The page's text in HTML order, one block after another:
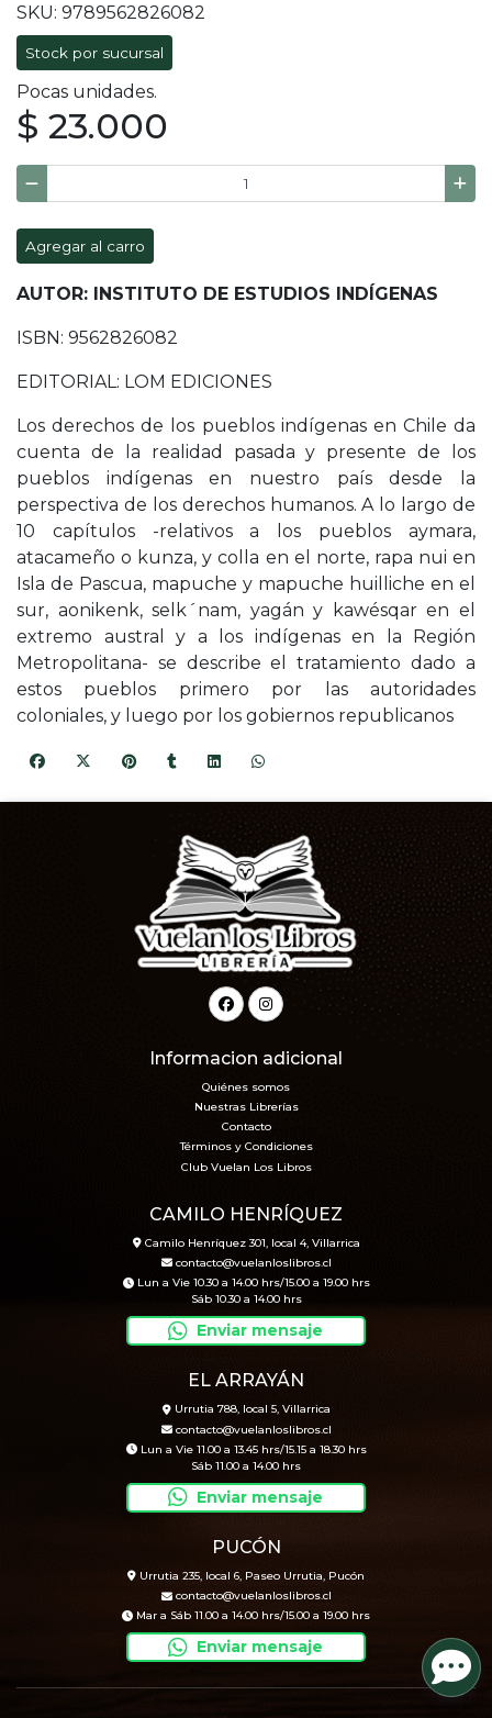
SKU: 9789562826082
Stock por sucursal
Pocas unidades.
$ 23.000
Agregar al carro
AUTOR: INSTITUTO DE ESTUDIOS INDÍGENAS
ISBN: 9562826082
EDITORIAL: LOM EDICIONES
Los derechos de los pueblos indígenas en Chile da
cuenta de la realidad pasada y presente de los
pueblos indígenas en nuestro país desde la
perspectiva de los derechos humanos. A lo largo de
10 capítulos -relativos a los pueblos aymara,
atacameño o kunza, y colla en el norte, rapa nui en
Isla de Pascua, mapuche y mapuche huilliche en el
sur, aonikenk, selk´nam, yagán y kawésqar en el
extremo austral y a los indígenas en la Región
Metropolitana- se describe el tratamiento dado a
estos pueblos primero por las autoridades
coloniales, y luego por los gobiernos republicanos
Informacion adicional
Quiénes somos
Nuestras Librerías
Contacto
Términos y Condiciones
Club Vuelan Los Libros
CAMILO HENRÍQUEZ
Camilo Henríquez 301, local 4, Villarrica
contacto@vuelanloslibros.cl
Lun a Vie 10.30 a 14.00 hrs/15.00 a 19.00 hrs
Sáb 10.30 a 14.00 hrs
Enviar mensaje
EL ARRAYÁN
Urrutia 788, local 5, Villarrica
contacto@vuelanloslibros.cl
Lun a Vie 11.00 a 13.45 hrs/15.15 a 18.30 hrs
Sáb 11.00 a 14.00 hrs
Enviar mensaje
PUCÓN
Urrutia 235, local 6, Paseo Urrutia, Pucón
contacto@vuelanloslibros.cl
Mar a Sáb 11.00 a 14.00 hrs/15.00 a 19.00 hrs
Enviar mensaje